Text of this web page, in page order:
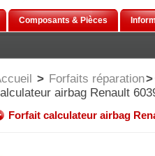
Composants & Pièces
> Forfaits réparation>
airbag Renault
Forfait calculateur airbag